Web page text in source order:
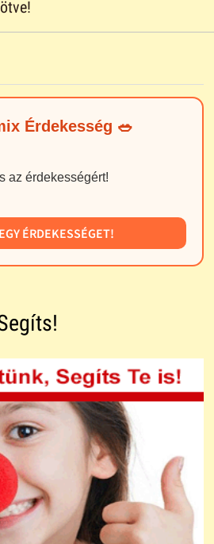
Érdekesség 🥗
az érdekességért!
ÉRDEKESSÉGET!